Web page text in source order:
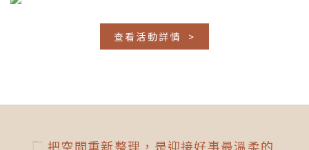
查看活動詳情 >
把空間重新整理，是迎接好事最溫柔的